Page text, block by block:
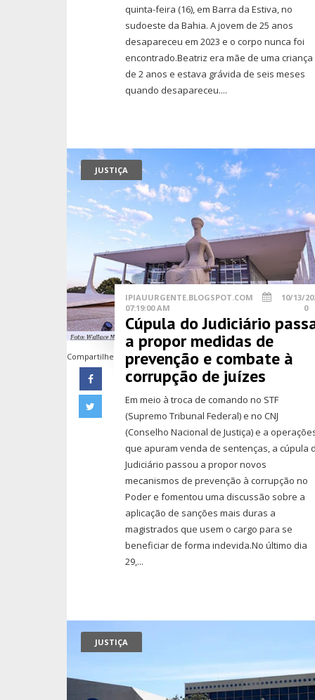
quinta-feira (16), em Barra da Estiva, no
sudoeste da Bahia. A jovem de 25 anos
desapareceu em 2023 e o corpo nunca foi
encontrado.Beatriz era mãe de uma criança
de 2 anos e estava grávida de seis meses
quando desapareceu....
JUSTIÇA
Compartilhe
IPIAUURGENTE.BLOGSPOT.COM
10/13/
07:19:00 AM
0
Cúpula do Judiciário
a propor medidas de
prevenção e combate à
corrupção de juízes
Em meio à troca de comando no STF
(Supremo Tribunal Federal) e no CNJ
(Conselho Nacional de Justiça) e a
que apuram venda de sentenças, a cúpula
Judiciário passou a propor novos
mecanismos de prevenção à corrupção no
Poder e fomentou uma discussão sobre a
aplicação de sanções mais duras a
magistrados que usem o cargo para se
beneficiar de forma indevida.No último dia
29,...
JUSTIÇA